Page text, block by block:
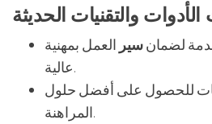
الأدوات والتقنيات الحديثة
لضمانسير العمل بمهنية
عالية.
للحصول على أفضل حلول
المراهنة.